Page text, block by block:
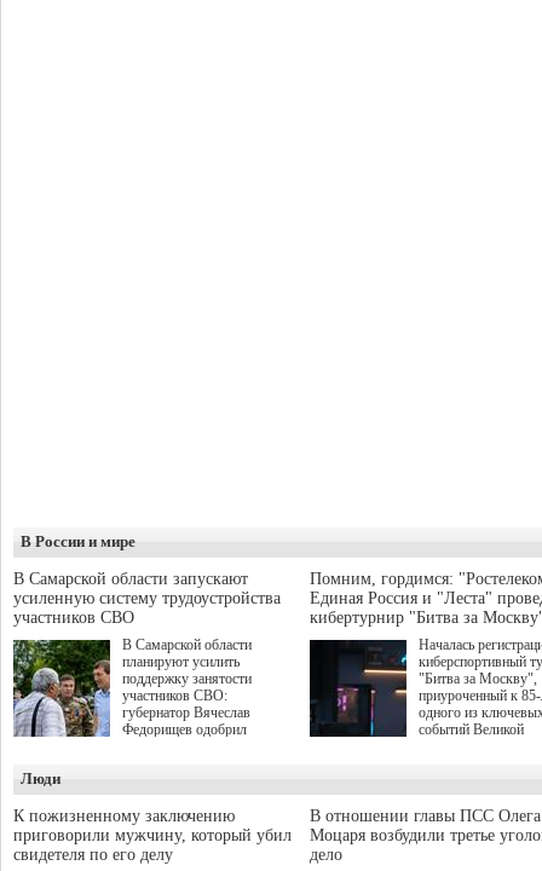
В России и мире
В Самарской области запускают
усиленную систему трудоустройства
участников СВО
В Самарской области
планируют усилить
поддержку занятости
участников СВО:
губернатор Вячеслав
Федорищев одобрил
Живайкина, направленные
на трудоустройство и более
спокойную адаптацию к
мирной жизни.
Помним, гордимся:
Единая Россия и "Леста"
кибертурнир "Битва за
Началась
киберспортивный
"Битва за Москву",
приуроченный к
одного из
событий Великой
игре "Мир танков"
выступили
партия "Единая
игровая студия
Люди
К пожизненному заключению
приговорили мужчину, который убил
свидетеля по его делу
В отношении главы ПСС Олега
Моцаря возбудили третье
дело